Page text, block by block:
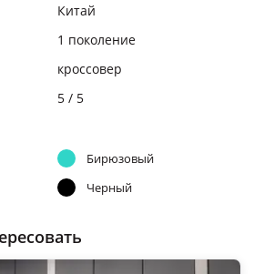
Китай
1 поколение
кроссовер
5 / 5
Бирюзовый
Черный